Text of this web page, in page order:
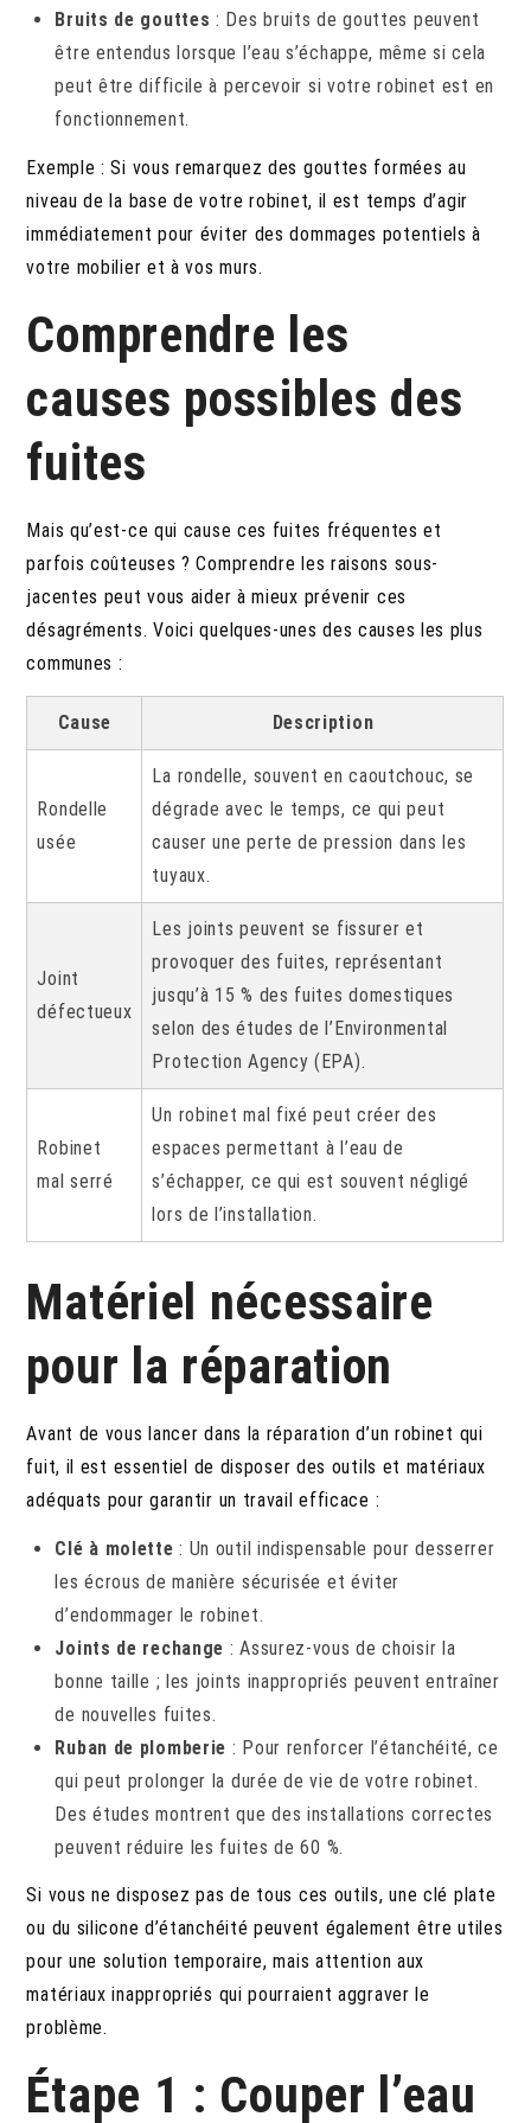
Bruits de gouttes : Des bruits de gouttes peuvent
être entendus lorsque l’eau s’échappe, même si cela
peut être difficile à percevoir si votre robinet est en
fonctionnement.
Exemple : Si vous remarquez des gouttes formées au
niveau de la base de votre robinet, il est temps d’agir
immédiatement pour éviter des dommages potentiels à
votre mobilier et à vos murs.
Comprendre les
causes possibles des
fuites
Mais qu’est-ce qui cause ces fuites fréquentes et
parfois coûteuses ? Comprendre les raisons sous-
jacentes peut vous aider à mieux prévenir ces
désagréments. Voici quelques-unes des causes les plus
communes :
Cause Description
Rondelle
usée
La rondelle, souvent en caoutchouc, se
dégrade avec le temps, ce qui peut
causer une perte de pression dans les
tuyaux.
Joint
défectueux
Les joints peuvent se fissurer et
provoquer des fuites, représentant
jusqu’à 15 % des fuites domestiques
selon des études de l’Environmental
Protection Agency (EPA).
Robinet
mal serré
Un robinet mal fixé peut créer des
espaces permettant à l’eau de
s’échapper, ce qui est souvent négligé
lors de l’installation.
Matériel nécessaire
pour la réparation
Avant de vous lancer dans la réparation d’un robinet qui
fuit, il est essentiel de disposer des outils et matériaux
adéquats pour garantir un travail efficace :
Clé à molette : Un outil indispensable pour desserrer
les écrous de manière sécurisée et éviter
d’endommager le robinet.
Joints de rechange : Assurez-vous de choisir la
bonne taille ; les joints inappropriés peuvent entraîner
de nouvelles fuites.
Ruban de plomberie : Pour renforcer l’étanchéité, ce
qui peut prolonger la durée de vie de votre robinet.
Des études montrent que des installations correctes
peuvent réduire les fuites de 60 %.
Si vous ne disposez pas de tous ces outils, une clé plate
ou du silicone d’étanchéité peuvent également être utiles
pour une solution temporaire, mais attention aux
matériaux inappropriés qui pourraient aggraver le
problème.
Étape 1 : Couper l’eau